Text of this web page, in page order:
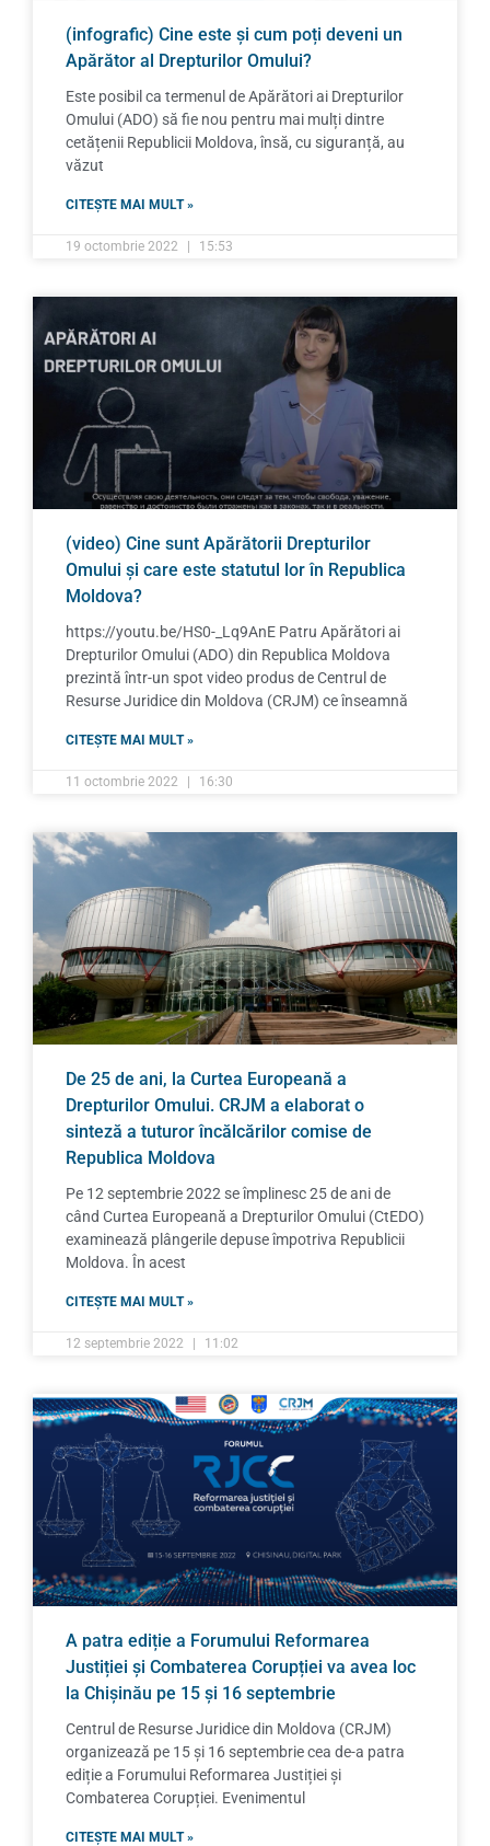
(infografic) Cine este și cum poți deveni un
Apărător al Drepturilor Omului?
Este posibil ca termenul de Apărători ai Drepturilor
Omului (ADO) să fie nou pentru mai mulți dintre
cetățenii Republicii Moldova, însă, cu siguranță, au
văzut
CITEȘTE MAI MULT »
19 octombrie 2022 15:53
(video) Cine sunt Apărătorii Drepturilor
Omului și care este statutul lor în Republica
Moldova?
https://youtu.be/HS0-_Lq9AnE Patru Apărători ai
Drepturilor Omului (ADO) din Republica Moldova
prezintă într-un spot video produs de Centrul de
Resurse Juridice din Moldova (CRJM) ce înseamnă
CITEȘTE MAI MULT »
11 octombrie 2022 16:30
De 25 de ani, la Curtea Europeană a
Drepturilor Omului. CRJM a elaborat o
sinteză a tuturor încălcărilor comise de
Republica Moldova
Pe 12 septembrie 2022 se împlinesc 25 de ani de
când Curtea Europeană a Drepturilor Omului (CtEDO)
examinează plângerile depuse împotriva Republicii
Moldova. În acest
CITEȘTE MAI MULT »
12 septembrie 2022 11:02
A patra ediție a Forumului Reformarea
Justiției și Combaterea Corupției va avea loc
la Chișinău pe 15 și 16 septembrie
Centrul de Resurse Juridice din Moldova (CRJM)
organizează pe 15 și 16 septembrie cea de-a patra
ediție a Forumului Reformarea Justiției și
Combaterea Corupției. Evenimentul
CITEȘTE MAI MULT »